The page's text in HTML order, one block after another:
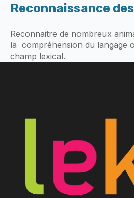
Reconnaissance
Reconnaitre de nombreux
la compréhension du langage
champ lexical.